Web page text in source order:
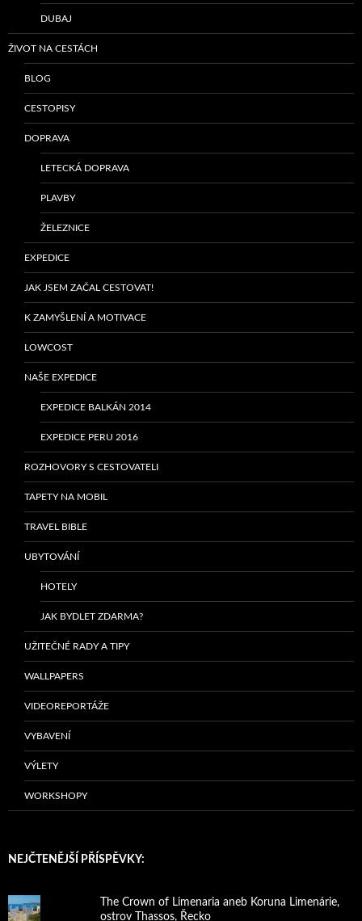
DUBAJ
ŽIVOT NA CESTÁCH
BLOG
CESTOPISY
DOPRAVA
LETECKÁ DOPRAVA
PLAVBY
ŽELEZNICE
EXPEDICE
JAK JSEM ZAČAL CESTOVAT!
K ZAMYŠLENÍ A MOTIVACE
LOWCOST
NAŠE EXPEDICE
EXPEDICE BALKÁN 2014
EXPEDICE PERU 2016
ROZHOVORY S CESTOVATELI
TAPETY NA MOBIL
TRAVEL BIBLE
UBYTOVÁNÍ
HOTELY
JAK BYDLET ZDARMA?
UŽITEČNÉ RADY A TIPY
WALLPAPERS
VIDEOREPORTÁŽE
VYBAVENÍ
VÝLETY
WORKSHOPY
NEJČTENĚJŠÍ PŘÍSPĚVKY:
The Crown of Limenaria aneb Koruna Limenárie,
ostrov Thassos, Řecko